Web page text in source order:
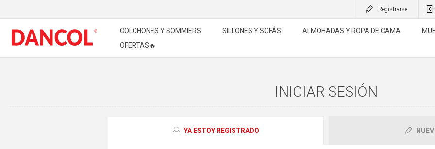
Registrarse
COLCHONES Y SOMMIERS SILLONES Y SOFÁS ALMOHADAS Y ROPA DE CAMA
OFERTAS🔥
INICIAR SESIÓN
YA ESTOY REGISTRADO